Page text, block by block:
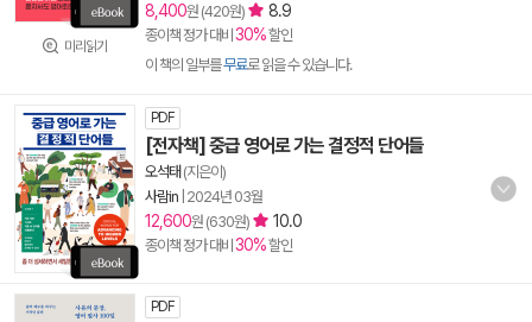
미리읽기
8,400원 (420원) 8.9
종이책 정가 대비 30%할인
이 책의 일부를무료로 읽을 수 있습니다.
PDF
[전자책] 중급 영어로 가는 결정적 단어들
오석태 (지은이)
사람in 2024년 03월
12,600원 (630원) 10.0
종이책 정가 대비 30%할인
PDF